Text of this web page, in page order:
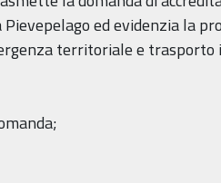
ed evidenzia la
territoriale e